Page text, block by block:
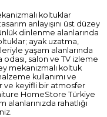
koltuklar
anlayışını üst düzey
dinlenme alanlarında
ayak uzatma,
yaşam alanlarında
salon ve TV izleme
mekanizmalı koltuk
kullanımı ve
ve keyifli bir atmosfer
HomeStore Türkiye
rahatlığı